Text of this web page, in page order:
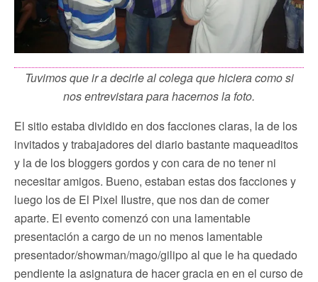
Tuvimos que ir a decirle al colega que hiciera como si
nos entrevistara para hacernos la foto.
El sitio estaba dividido en dos facciones claras, la de los
invitados y trabajadores del diario bastante maqueaditos
y la de los bloggers gordos y con cara de no tener ni
necesitar amigos. Bueno, estaban estas dos facciones y
luego los de El Pixel Ilustre, que nos dan de comer
aparte. El evento comenzó con una lamentable
presentación a cargo de un no menos lamentable
presentador/showman/mago/gilipo al que le ha quedado
pendiente la asignatura de hacer gracia en en el curso de